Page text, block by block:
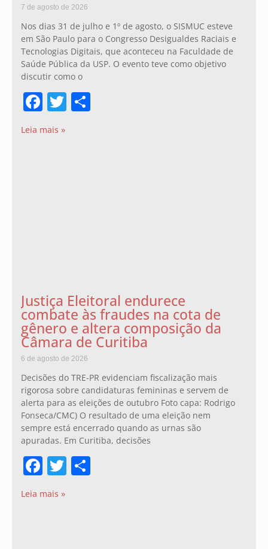
7 de agosto de 2026
Nos dias 31 de julho e 1º de agosto, o SISMUC esteve
em São Paulo para o Congresso Desigualdes Raciais e
Tecnologias Digitais, que aconteceu na Faculdade de
Saúde Pública da USP. O evento teve como objetivo
discutir como o
Facebook
Twitter
Leia mais »
Justiça Eleitoral endurece
combate às fraudes na cota de
gênero e altera composição da
Câmara de Curitiba
6 de agosto de 2026
Decisões do TRE-PR evidenciam fiscalização mais
rigorosa sobre candidaturas femininas e servem de
alerta para as eleições de outubro Foto capa: Rodrigo
Fonseca/CMC) O resultado de uma eleição nem
sempre está encerrado quando as urnas são
apuradas. Em Curitiba, decisões
Facebook
Twitter
Leia mais »